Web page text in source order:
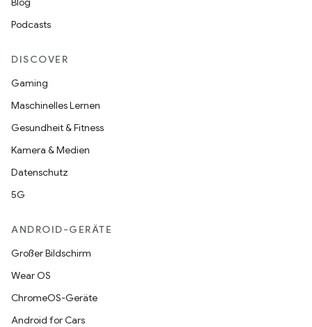
Podcasts
DISCOVER
Gaming
Maschinelles Lernen
Gesundheit & Fitness
Kamera & Medien
Datenschutz
5G
ANDROID-GERÄTE
Großer Bildschirm
Wear OS
ChromeOS-Geräte
Android for Cars